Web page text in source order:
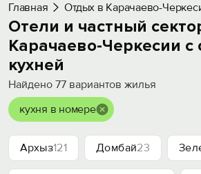
Добавить свой объект
Главная Отдых в Карачаево-
Отели и частный
Карачаево-Черкесии с
кухней
Найдено 77 вариантов жилья
кухня в номере
Архыз121 Домбай23